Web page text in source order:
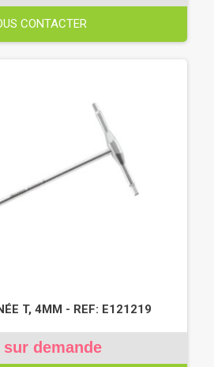
CONTACTER
T, 4MM - REF: E121219
sur demande